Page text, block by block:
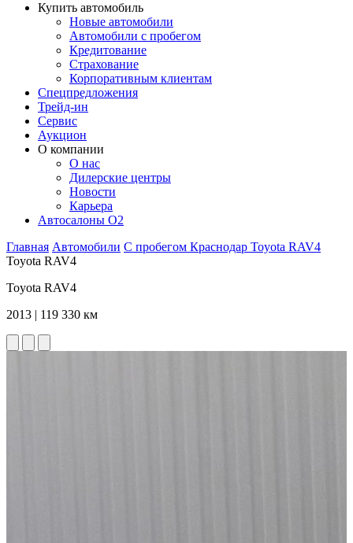
Купить автомобиль
Новые автомобили
Автомобили с пробегом
Кредитование
Страхование
Корпоративным клиентам
Спецпредложения
Трейд-ин
Сервис
Аукцион
О компании
О нас
Дилерские центры
Новости
Карьера
Автосалоны O2
Главная Автомобили С пробегом Краснодар Toyota RAV4
Toyota RAV4
Toyota RAV4
2013 | 119 330 км